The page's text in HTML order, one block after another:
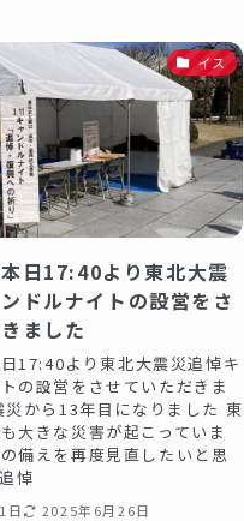
イス
日17:40より東北大震
ドルナイトの設営をさ
ました
17:40より東北大震災追悼キ
の設営をさせていただきま
災から13年目になりました 東
大きな災害が起こっていま
備えを再度見直したいと思
悼
日 2025年6月26日